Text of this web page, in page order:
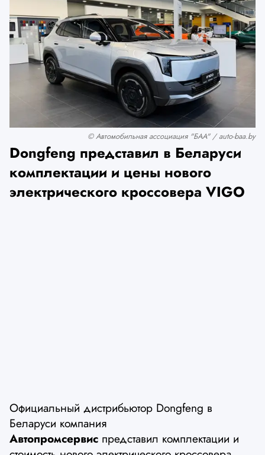
© Автомобильная ассоциация "БАА" / auto-baa.by
Dongfeng представил в Беларуси
комплектации и цены нового
электрического кроссовера VIGO
Официальный дистрибьютор Dongfeng в
Беларуси компания
Автопромсервис представил комплектации и